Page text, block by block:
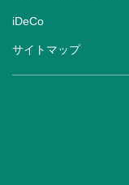
iDeCo
サイトマップ